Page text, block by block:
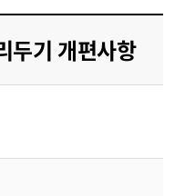
두기 개편사항